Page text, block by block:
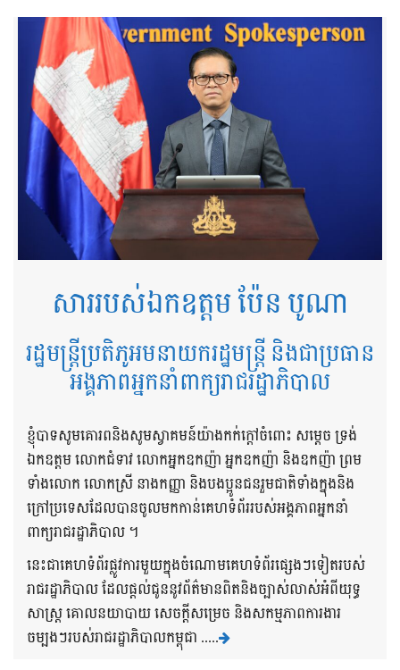
សាររបស់ឯកឧត្តម ប៉ែន បូណា
រដ្ឋមន្ត្រីប្រតិភូអមនាយករដ្ឋមន្ត្រី និងជាប្រធាន
អង្គភាពអ្នកនាំពាក្យរាជរដ្ឋាភិបាល
ខ្ញុំបាទសូមគោរពនិងសូមស្វាគមន៍យ៉ាងកក់ក្តៅចំពោះ សម្តេច ទ្រង់
ឯកឧត្តម លោកជំទាវ លោកអ្នកឧកញ៉ា អ្នកឧកញ៉ា និងឧកញ៉ា ព្រម
ទាំងលោក លោកស្រី នាងកញ្ញា និងបងប្អូនជនរួមជាតិទាំងក្នុងនិង
ក្រៅប្រទេសដែលបានចូលមកកាន់គេហទំព័ររបស់អង្គភាពអ្នកនាំ
ពាក្យរាជរដ្ឋាភិបាល ។
នេះជាគេហទំព័រផ្លូវការមួយក្នុងចំណោមគេហទំព័រផ្សេងៗទៀតរបស់
រាជរដ្ឋាភិបាល ដែលផ្តល់ជូននូវព័ត៌មានពិតនិងច្បាស់លាស់អំពីយុទ្ធ
សាស្រ្ត គោលនយាបាយ សេចក្តីសម្រេច និងសកម្មភាពការងារ
ចម្បងៗរបស់រាជរដ្ឋាភិបាលកម្ពុជា .....